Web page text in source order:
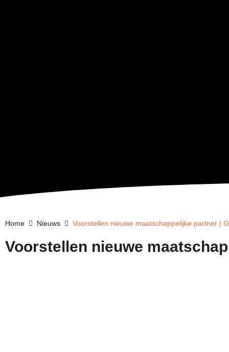
Home Nieuws Voorstellen nieuwe maatschappelijke partner |
Voorstellen nieuwe